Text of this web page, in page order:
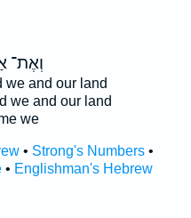
וְאֶת־
we and our land
we and our land
we
• Strong's Numbers•
• Englishman's Hebrew